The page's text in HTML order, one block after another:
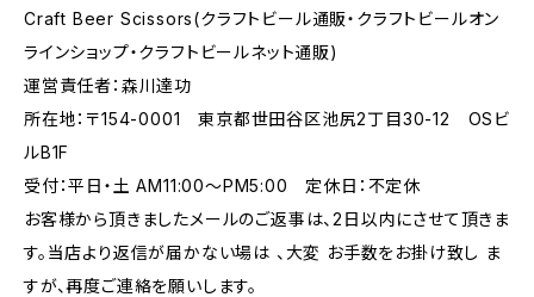
Craft Beer Scissors(クラフトビール通販・クラフトビールオン
ラインショップ・クラフトビールネット通販)
運営責任者：森川達功
所在地：〒154-0001 東京都世田谷区池尻2丁目30-12 OSビ
ルB1F
受付：平日・土 AM11:00～PM5:00 定休日：不定休
お客様から頂きましたメールのご返事は、2日以内にさせて頂きま
す。当店より返信が届かない場は 、大変 お手数をお掛け致し ま
すが、再度ご連絡を願いします。